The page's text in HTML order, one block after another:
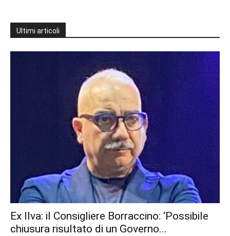
Ultimi articoli
Ex Ilva: il Consigliere Borraccino: ‘Possibile
chiusura risultato di un Governo...